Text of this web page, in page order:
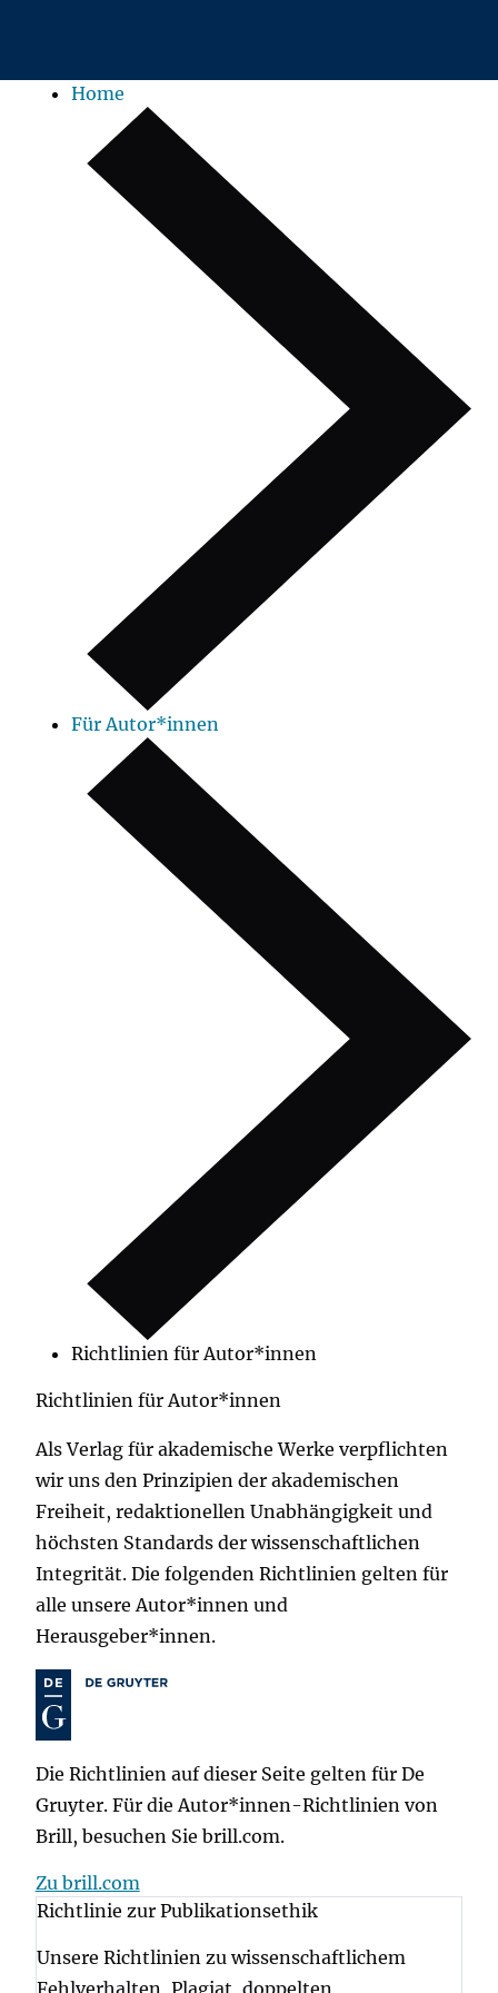
Home
Für Autor*innen
Richtlinien für Autor*innen
Richtlinien für Autor*innen
Als Verlag für akademische Werke verpflichten
wir uns den Prinzipien der akademischen
Freiheit, redaktionellen Unabhängigkeit und
höchsten Standards der wissenschaftlichen
Integrität. Die folgenden Richtlinien gelten für
alle unsere Autor*innen und
Herausgeber*innen.
Die Richtlinien auf dieser Seite gelten für De
Gruyter. Für die Autor*innen-Richtlinien von
Brill, besuchen Sie brill.com.
Zu brill.com
Richtlinie zur Publikationsethik
Unsere Richtlinien zu wissenschaftlichem
Fehlverhalten, Plagiat, doppelten